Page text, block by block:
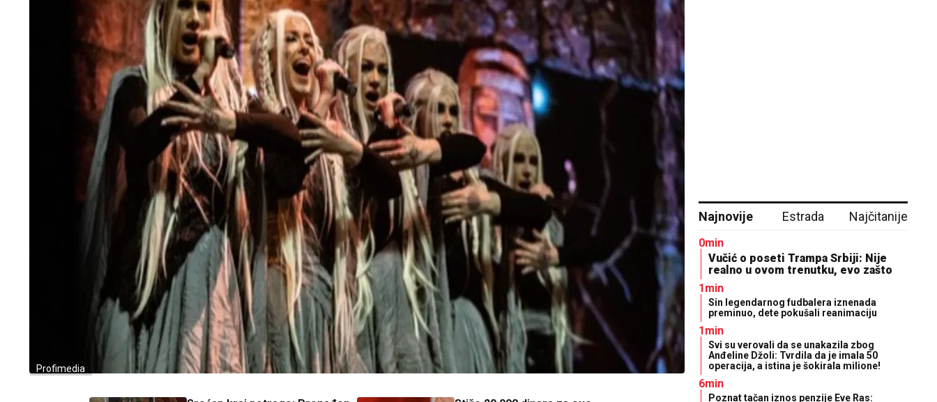
Profimedia
Najnovije Estrada Najčitanije
0min
Vučić o poseti Trampa Srbiji: Nije
realno u ovom trenutku, evo zašto
1min
Sin legendarnog fudbalera iznenada
preminuo, dete pokušali reanimaciju
1min
Svi su verovali da se unakazila zbog
Anđeline Džoli: Tvrdila da je imala 50
operacija, a istina je šokirala milione!
6min
Poznat tačan iznos penzije Eve Ras: